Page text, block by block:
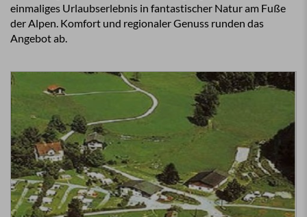
einmaliges Urlaubserlebnis in fantastischer Natur am Fuße
der Alpen. Komfort und regionaler Genuss runden das
Angebot ab.